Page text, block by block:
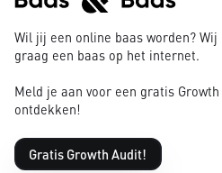
Wil jij een online baas worden?
graag een baas op het internet.
Meld je aan voor een gratis
ontdekken!
Gratis Growth Audit!